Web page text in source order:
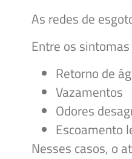
As redes de
Entre os
Retorno de
Vazamentos
Odores
Escoamento
Nesses casos, o